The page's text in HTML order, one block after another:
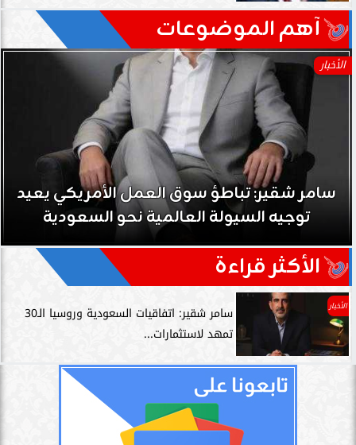
آهم الموضوعات
الأخبار
سامر شقير: تباطؤ سوق العمل الأمريكي يعيد
توجيه السيولة العالمية نحو السعودية
الأكثر قراءة
الأخبار
سامر شقير: اتفاقيات السعودية وروسيا الـ30
تمهد لاستثمارات...